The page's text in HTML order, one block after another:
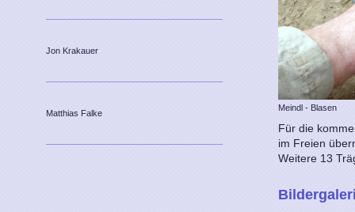
Meindl - Blasen
Für die
im Freien
Weitere 13
Jon Krakauer
Matthias Falke